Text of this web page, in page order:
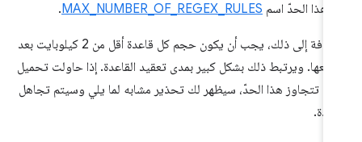
هذا الحدّ اسم MAX_NUMBER_OF_REGEX_RULES
.
بالإضافة إلى ذلك، يجب أن يكون حجم كل قاعدة أقل من 2 كيلوبايت بعد
ويرتبط ذلك بشكل كبير بمدى تعقيد القاعدة. إذا حاولت تحميل
تتجاوز هذا الحدّ، سيظهر لك تحذير مشابه لما يلي وسيتم تجاهل